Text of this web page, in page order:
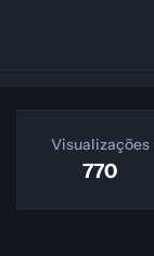
Visualizações
770